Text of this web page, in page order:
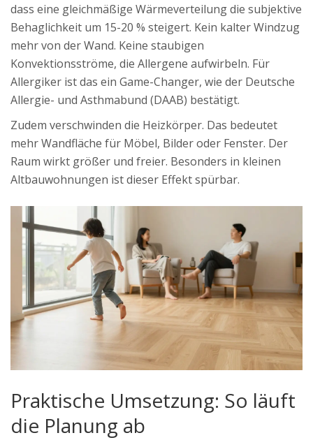
dass eine gleichmäßige Wärmeverteilung die subjektive
Behaglichkeit um 15-20 % steigert. Kein kalter Windzug
mehr von der Wand. Keine staubigen
Konvektionsströme, die Allergene aufwirbeln. Für
Allergiker ist das ein Game-Changer, wie der Deutsche
Allergie- und Asthmabund (DAAB) bestätigt.
Zudem verschwinden die Heizkörper. Das bedeutet
mehr Wandfläche für Möbel, Bilder oder Fenster. Der
Raum wirkt größer und freier. Besonders in kleinen
Altbauwohnungen ist dieser Effekt spürbar.
Praktische Umsetzung: So läuft
die Planung ab